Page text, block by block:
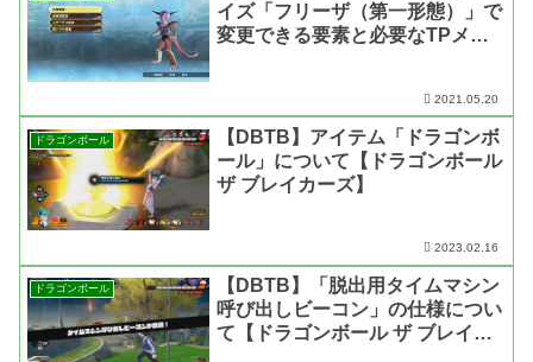
イズ「フリーザ（第一形態）」で
変更できる要素と必要なTPメダ
2021.05.20
ドラゴンボール
【DBTB】アイテム「ドラゴンボ
ール」について【ドラゴンボール
ザ ブレイカーズ】
2023.02.16
ドラゴンボール
【DBTB】「脱出用タイムマシン
呼び出しビーコン」の仕様につい
て【ドラゴンボール ザ ブレイカ